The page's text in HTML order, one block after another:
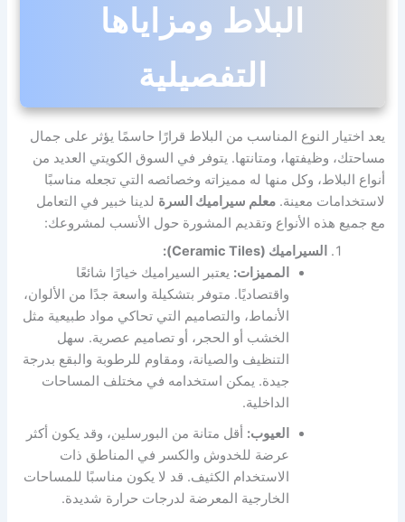
البلاط ومزاياها
التفصيلية
يعد اختيار النوع المناسب من البلاط قرارًا حاسمًا يؤثر على جمال
مساحتك، وظيفتها، ومتانتها. يتوفر في السوق الكويتي العديد من
أنواع البلاط، وكل منها له مميزاته وخصائصه التي تجعله مناسبًا
لاستخدامات معينة.معلم سيراميك السرة لدينا خبير في التعامل
مع جميع هذه الأنواع وتقديم المشورة حول الأنسب لمشروعك:
السيراميك (Ceramic Tiles):
المميزات: يعتبر السيراميك خيارًا شائعًا
واقتصاديًا. متوفر بتشكيلة واسعة جدًا من الألوان،
الأنماط، والتصاميم التي تحاكي مواد طبيعية مثل
الخشب أو الحجر، أو تصاميم عصرية. سهل
التنظيف والصيانة، ومقاوم للرطوبة والبقع بدرجة
جيدة. يمكن استخدامه في مختلف المساحات
الداخلية.
العيوب: أقل متانة من البورسلين، وقد يكون أكثر
عرضة للخدوش والكسر في المناطق ذات
الاستخدام الكثيف. قد لا يكون مناسبًا للمساحات
الخارجية المعرضة لدرجات حرارة شديدة.